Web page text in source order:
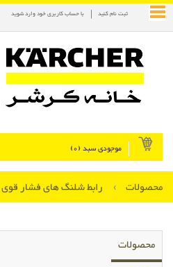
ثبت نام کنید با حساب کاربری خود وارد شوید
موجودی سبد (0
)
محصولات › رابط شلنگ های فشار قوی
محصولات